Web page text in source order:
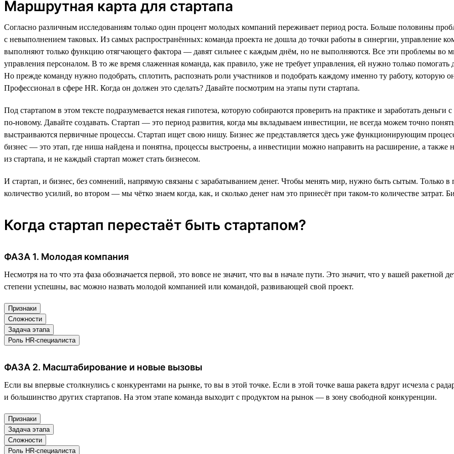
Маршрутная карта для стартапа
Согласно различным исследованиям только один процент молодых компаний переживает период роста. Больше половины
с невыполнением таковых. Из самых распространённых: команда проекта не дошла до точки работы в синергии, управление
выполняют только функцию отягчающего фактора — давят сильнее с каждым днём, но не выполняются. Все эти проблемы во
управления персоналом. В то же время слаженная команда, как правило, уже не требует управления, ей нужно только
Но прежде команду нужно подобрать, сплотить, распознать роли участников и подобрать каждому именно ту работу, которую
Профессионал в сфере HR. Когда он должен это сделать? Давайте посмотрим на этапы пути стартапа.
Под стартапом в этом тексте подразумевается некая гипотеза, которую собираются проверить на практике и заработать
по-новому. Давайте создавать. Стартап — это период развития, когда мы вкладываем инвестиции, не всегда можем точно
выстраиваются первичные процессы. Стартап ищет свою нишу. Бизнес же представляется здесь уже функционирующим
бизнес — это этап, где ниша найдена и понятна, процессы выстроены, а инвестиции можно направить на расширение, а также
из стартапа, и не каждый стартап может стать бизнесом.
И стартап, и бизнес, без сомнений, напрямую связаны с зарабатыванием денег. Чтобы менять мир, нужно быть сытым. Только в
количество усилий, во втором — мы чётко знаем когда, как, и сколько денег нам это принесёт при таком-то количестве затрат.
Когда стартап перестаёт быть стартапом?
ФАЗА 1. Молодая компания
Несмотря на то что эта фаза обозначается первой, это вовсе не значит, что вы в начале пути. Это значит, что у вашей
степени успешны, вас можно назвать молодой компанией или командой, развивающей свой проект.
Признаки
Сложности
Задача этапа
Роль HR-специалиста
ФАЗА 2. Масштабирование и новые вызовы
Если вы впервые столкнулись с конкурентами на рынке, то вы в этой точке. Если в этой точке ваша ракета вдруг исчезла с
и большинство других стартапов. На этом этапе команда выходит с продуктом на рынок — в зону свободной конкуренции.
Признаки
Задача этапа
Сложности
Роль HR-специалиста